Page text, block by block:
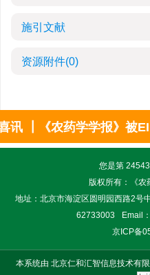
施引文献
资源附件(0)
您是第
版权所有：《农
地址：北京市海淀区圆明园西路2号
62733003
Email：
京ICP备
本系统由 北京仁和汇智信息技术有限
讯 ┃《农药学学报》被